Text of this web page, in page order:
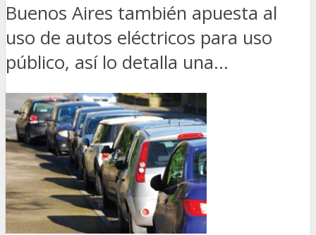
Buenos Aires también apuesta al
uso de autos eléctricos para uso
público, así lo detalla una...